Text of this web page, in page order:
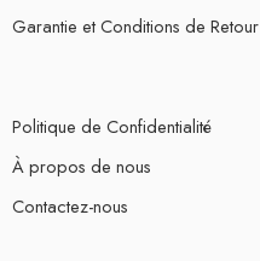
Garantie et Conditions de Retour
Politique de Confidentialité
À propos de nous
Contactez-nous